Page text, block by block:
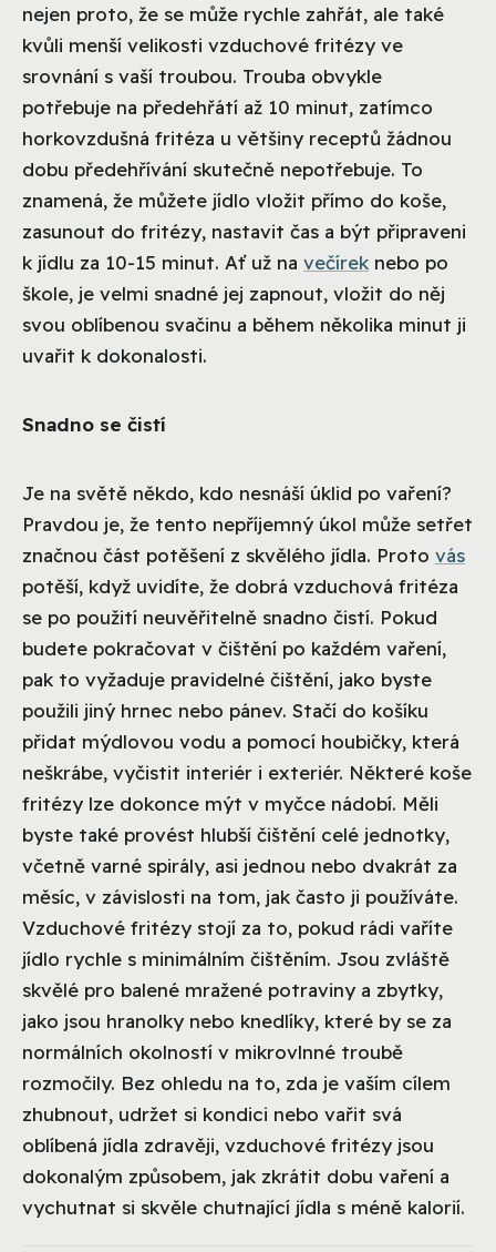
nejen proto, že se může rychle zahřát, ale také
kvůli menší velikosti vzduchové fritézy ve
srovnání s vaší troubou. Trouba obvykle
potřebuje na předehřátí až 10 minut, zatímco
horkovzdušná fritéza u většiny receptů žádnou
dobu předehřívání skutečně nepotřebuje. To
znamená, že můžete jídlo vložit přímo do koše,
zasunout do fritézy, nastavit čas a být připraveni
k jídlu za 10-15 minut. Ať už na večírek nebo po
škole, je velmi snadné jej zapnout, vložit do něj
svou oblíbenou svačinu a během několika minut ji
uvařit k dokonalosti.
Snadno se čistí
Je na světě někdo, kdo nesnáší úklid po vaření?
Pravdou je, že tento nepříjemný úkol může setřet
značnou část potěšení z skvělého jídla. Proto vás
potěší, když uvidíte, že dobrá vzduchová fritéza
se po použití neuvěřitelně snadno čistí. Pokud
budete pokračovat v čištění po každém vaření,
pak to vyžaduje pravidelné čištění, jako byste
použili jiný hrnec nebo pánev. Stačí do košíku
přidat mýdlovou vodu a pomocí houbičky, která
neškrábe, vyčistit interiér i exteriér. Některé koše
fritézy lze dokonce mýt v myčce nádobí. Měli
byste také provést hlubší čištění celé jednotky,
včetně varné spirály, asi jednou nebo dvakrát za
měsíc, v závislosti na tom, jak často ji používáte.
Vzduchové fritézy stojí za to, pokud rádi vaříte
jídlo rychle s minimálním čištěním. Jsou zvláště
skvělé pro balené mražené potraviny a zbytky,
jako jsou hranolky nebo knedlíky, které by se za
normálních okolností v mikrovlnné troubě
rozmočily. Bez ohledu na to, zda je vaším cílem
zhubnout, udržet si kondici nebo vařit svá
oblíbená jídla zdravěji, vzduchové fritézy jsou
dokonalým způsobem, jak zkrátit dobu vaření a
vychutnat si skvěle chutnající jídla s méně kalorií.